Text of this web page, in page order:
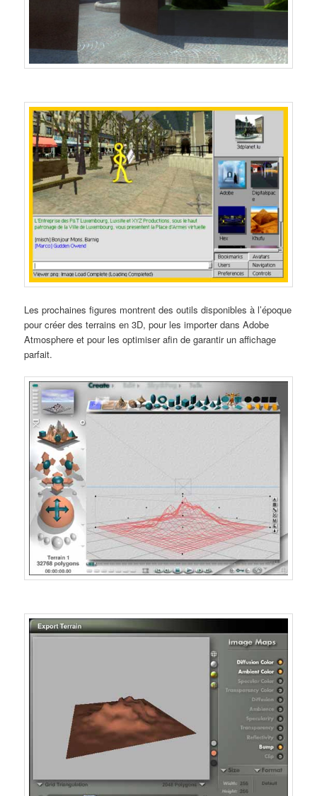
Les prochaines figures montrent des outils disponibles à l’époque
pour créer des terrains en 3D, pour les importer dans Adobe
Atmosphere et pour les optimiser afin de garantir un affichage
parfait.